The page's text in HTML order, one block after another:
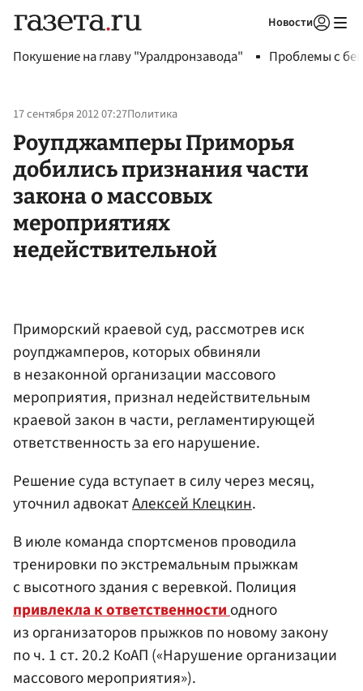
Новости
Покушение на главу "Уралдронзавода" Проблемы с
17 сентября 2012 07:27Политика
Роупджамперы Приморья
добились признания части
закона о массовых
мероприятиях
недействительной
Приморский краевой суд, рассмотрев иск
роупджамперов, которых обвиняли
в незаконной организации массового
мероприятия, признал недействительным
краевой закон в части, регламентирующей
ответственность за его нарушение.
Решение суда вступает в силу через месяц,
уточнил адвокатАлексей Клецкин.
В июле команда спортсменов проводила
тренировки по экстремальным прыжкам
с высотного здания с веревкой. Полиция
привлекла к ответственностиодного
из организаторов прыжков по новому закону
по ч. 1 ст. 20.2 КоАП («Нарушение организации
массового мероприятия»).